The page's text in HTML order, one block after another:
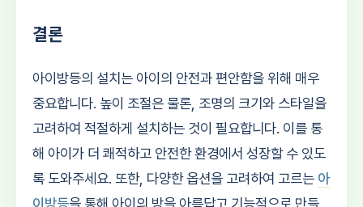
결론
아이방등의 설치는 아이의 안전과 편안함을 위해 매우
중요합니다. 높이 조절은 물론, 조명의 크기와 스타일을
고려하여 적절하게 설치하는 것이 필요합니다. 이를 통
해 아이가 더 쾌적하고 안전한 환경에서 성장할 수 있도
록 도와주세요. 또한, 다양한 옵션을 고려하여 고르는 아
이방등을 통해 아이의 방을 아름답고 기능적으로 만들